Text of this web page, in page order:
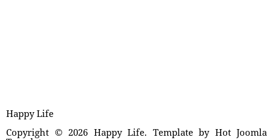
Happy Life
Copyright © 2026 Happy Life. Template by Hot Joomla